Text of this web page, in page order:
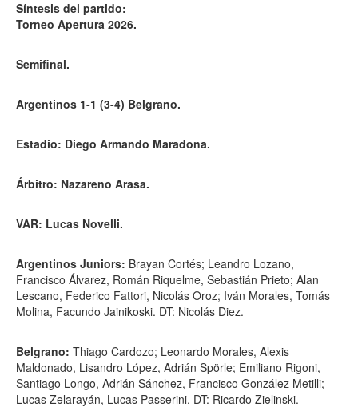
Síntesis del partido:
Torneo Apertura 2026.
Semifinal.
Argentinos 1-1 (3-4) Belgrano.
Estadio: Diego Armando Maradona.
Árbitro: Nazareno Arasa.
VAR: Lucas Novelli.
Argentinos Juniors: Brayan Cortés; Leandro Lozano,
Francisco Álvarez, Román Riquelme, Sebastián Prieto; Alan
Lescano, Federico Fattori, Nicolás Oroz; Iván Morales, Tomás
Molina, Facundo Jainikoski. DT: Nicolás Diez.
Belgrano: Thiago Cardozo; Leonardo Morales, Alexis
Maldonado, Lisandro López, Adrián Spörle; Emiliano Rigoni,
Santiago Longo, Adrián Sánchez, Francisco González Metilli;
Lucas Zelarayán, Lucas Passerini. DT: Ricardo Zielinski.